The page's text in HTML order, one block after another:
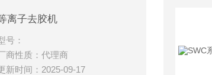
离子去胶机
号：
商性质：代理商
新时间：2025-09-17